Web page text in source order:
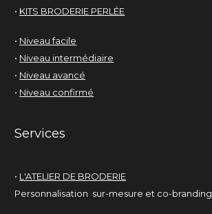
• KITS BRODERIE PERLÉE
• Niveau facile
• Niveau intermédiaire
• Niveau avancé
• Niveau confirmé
Services
• L'ATELIER DE BRODERIE
Personnalisation sur-mesure et co-branding